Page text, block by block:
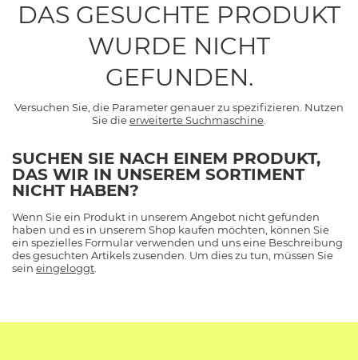
DAS GESUCHTE PRODUKT
WURDE NICHT
GEFUNDEN.
Versuchen Sie, die Parameter genauer zu spezifizieren. Nutzen
Sie dieerweiterte Suchmaschine
SUCHEN SIE NACH EINEM PRODUKT,
DAS WIR IN UNSEREM SORTIMENT
NICHT HABEN?
Wenn Sie ein Produkt in unserem Angebot nicht gefunden
haben und es in unserem Shop kaufen möchten, können Sie
ein spezielles Formular verwenden und uns eine Beschreibung
des gesuchten Artikels zusenden. Um dies zu tun, müssen Sie
sein eingeloggt